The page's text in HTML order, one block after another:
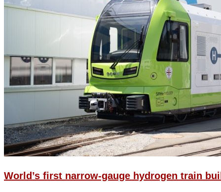
World’s first narrow-gauge hydrogen train